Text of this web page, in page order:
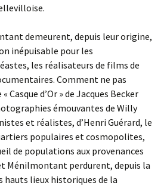
demeurent, depuis leur origine,
inépuisable pour les
les réalisateurs de films de
Comment ne pas
Casque d’Or » de Jacques Becker
émouvantes de Willy
et réalistes, d’Henri Guérard, le
populaires et cosmopolites,
de populations aux provenances
Ménilmontant perdurent, depuis la
hauts lieux historiques de la